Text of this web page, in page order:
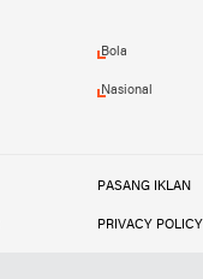
Bola
Nasional
PASANG IKLAN
PRIVACY POLICY